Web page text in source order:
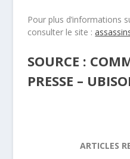
Pour plus d’informations
consulter le site :
SOURCE :
PRESSE –
ARTICLES